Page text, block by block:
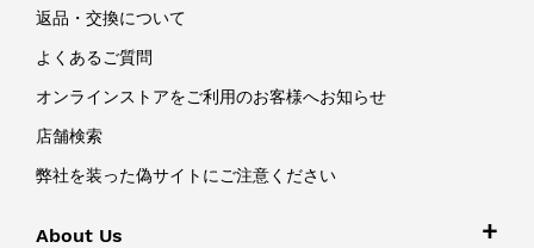
返品・交換について
よくあるご質問
オンラインストアをご利用のお客様へお知らせ
店舗検索
弊社を装った偽サイトにご注意ください
About Us